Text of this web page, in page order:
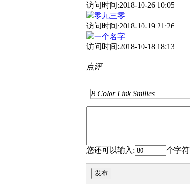
访问时间:2018-10-26 10:05
零九三零
访问时间:2018-10-19 21:26
一个名字
访问时间:2018-10-18 18:13
点评
B Color Link Smilies
您还可以输入:
个字符
发布